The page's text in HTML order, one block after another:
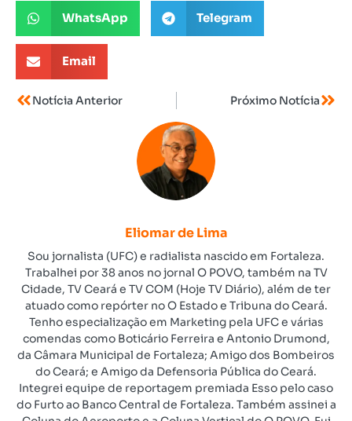
WhatsApp Telegram
Email
Notícia Anterior Próximo Notícia
Eliomar de Lima
Sou jornalista (UFC) e radialista nascido em Fortaleza.
Trabalhei por 38 anos no jornal O POVO, também na TV
Cidade, TV Ceará e TV COM (Hoje TV Diário), além de ter
atuado como repórter no O Estado e Tribuna do Ceará.
Tenho especialização em Marketing pela UFC e várias
comendas como Boticário Ferreira e Antonio Drumond,
da Câmara Municipal de Fortaleza; Amigo dos Bombeiros
do Ceará; e Amigo da Defensoria Pública do Ceará.
Integrei equipe de reportagem premiada Esso pelo caso
do Furto ao Banco Central de Fortaleza. Também assinei a